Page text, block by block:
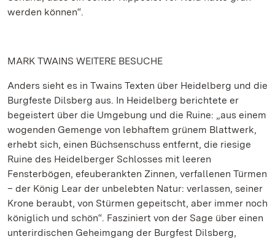
werden können“.
MARK TWAINS WEITERE BESUCHE
Anders sieht es in Twains Texten über Heidelberg und die
Burgfeste Dilsberg aus. In Heidelberg berichtete er
begeistert über die Umgebung und die Ruine: „aus einem
wogenden Gemenge von lebhaftem grünem Blattwerk,
erhebt sich, einen Büchsenschuss entfernt, die riesige
Ruine des Heidelberger Schlosses mit leeren
Fensterbögen, efeuberankten Zinnen, verfallenen Türmen
– der König Lear der unbelebten Natur: verlassen, seiner
Krone beraubt, von Stürmen gepeitscht, aber immer noch
königlich und schön“. Fasziniert von der Sage über einen
unterirdischen Geheimgang der Burgfest Dilsberg,